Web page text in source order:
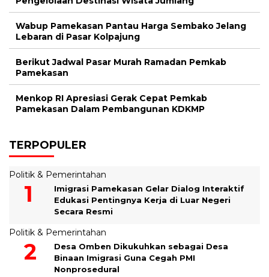
Wabup Pamekasan Pantau Harga Sembako Jelang
Lebaran di Pasar Kolpajung
Berikut Jadwal Pasar Murah Ramadan Pemkab
Pamekasan
Menkop RI Apresiasi Gerak Cepat Pemkab
Pamekasan Dalam Pembangunan KDKMP
TERPOPULER
Politik & Pemerintahan
Imigrasi Pamekasan Gelar Dialog Interaktif
Edukasi Pentingnya Kerja di Luar Negeri
Secara Resmi
Politik & Pemerintahan
Desa Omben Dikukuhkan sebagai Desa
Binaan Imigrasi Guna Cegah PMI
Nonprosedural